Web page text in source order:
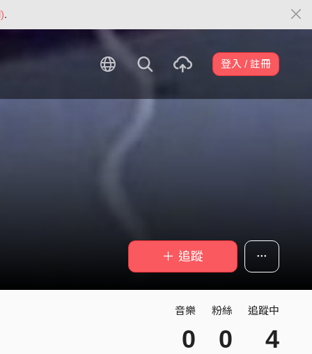
.
登入 / 註冊
＋ 追蹤
音樂
0
粉絲
0
追蹤中
4